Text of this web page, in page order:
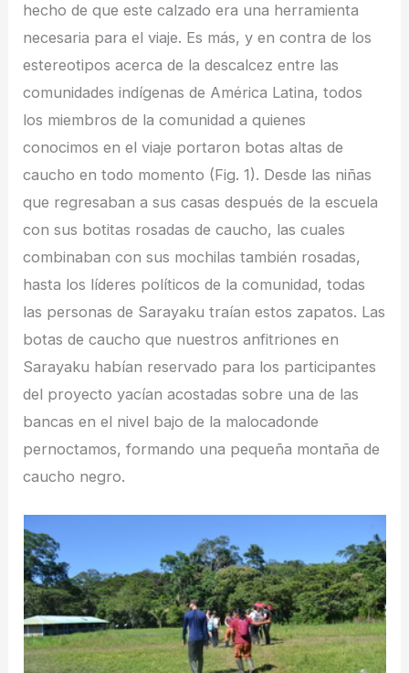
hecho de que este calzado era una herramienta
necesaria para el viaje. Es más, y en contra de los
estereotipos acerca de la descalcez entre las
comunidades indígenas de América Latina, todos
los miembros de la comunidad a quienes
conocimos en el viaje portaron botas altas de
caucho en todo momento (Fig. 1). Desde las niñas
que regresaban a sus casas después de la escuela
con sus botitas rosadas de caucho, las cuales
combinaban con sus mochilas también rosadas,
hasta los líderes políticos de la comunidad, todas
las personas de Sarayaku traían estos zapatos. Las
botas de caucho que nuestros anfitriones en
Sarayaku habían reservado para los participantes
del proyecto yacían acostadas sobre una de las
bancas en el nivel bajo de la malocadonde
pernoctamos, formando una pequeña montaña de
caucho negro.